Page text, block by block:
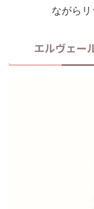
ながらリ
エルヴェ